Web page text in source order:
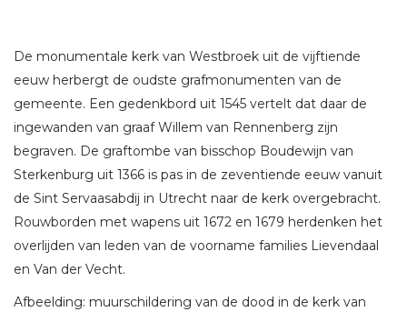
De monumentale kerk van Westbroek uit de vijftiende
eeuw herbergt de oudste grafmonumenten van de
gemeente. Een gedenkbord uit 1545 vertelt dat daar de
ingewanden van graaf Willem van Rennenberg zijn
begraven. De graftombe van bisschop Boudewijn van
Sterkenburg uit 1366 is pas in de zeventiende eeuw vanuit
de Sint Servaasabdij in Utrecht naar de kerk overgebracht.
Rouwborden met wapens uit 1672 en 1679 herdenken het
overlijden van leden van de voorname families Lievendaal
en Van der Vecht.
Afbeelding: muurschildering van de dood in de kerk van